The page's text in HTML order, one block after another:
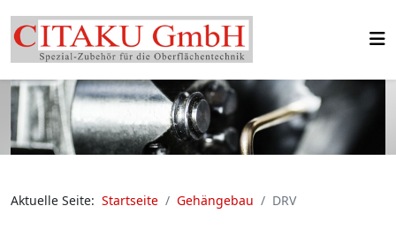
Aktuelle Seite: Startseite Gehängebau DRV